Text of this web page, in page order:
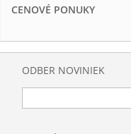
CENOVÉ PONUKY
ODBER NOVINIEK